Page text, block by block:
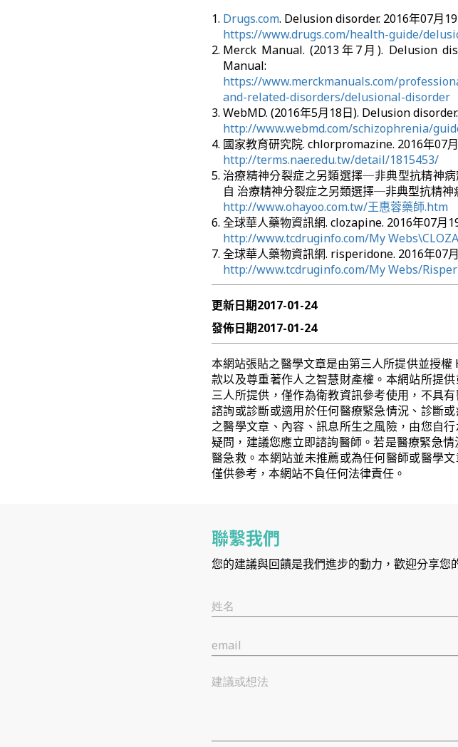
Drugs.com. Delusion disorder. 2016年07月
https://www.drugs.com/health-guide/
Merck Manual. (2013年7月). Delusion
Manual:
https://www.merckmanuals.com/
and-related-disorders/delusional-disorder
WebMD. (2016年5月18日). Delusion
http://www.webmd.com/schizophrenia/
國家教育研究院. chlorpromazine. 2016年07
http://terms.naer.edu.tw/detail/1815453/
治療精神分裂症之另類選擇─非典型抗精神
自 治療精神分裂症之另類選擇─非典型抗精神
http://www.ohayoo.com.tw/王惠蓉藥師.htm
全球華人藥物資訊網. clozapine. 2016年07月
http://www.tcdruginfo.com/My
全球華人藥物資訊網. risperidone. 2016年07
http://www.tcdruginfo.com/My Webs/
更新日期2017-01-24
發佈日期2017-01-24
本網站張貼之醫學文章是由第三人所提供並授
款以及尊重著作人之智慧財產權。本網站所提
三人所提供，僅作為衛教資訊參考使用，不具
諮詢或診斷或適用於任何醫療緊急情況、診斷
之醫學文章、內容、訊息所生之風險，由您自
疑問，建議您應立即諮詢醫師。若是醫療緊急
醫急救。本網站並未推薦或為任何醫師或醫學
僅供參考，本網站不負任何法律責任。
聯繫我們
您的建議與回饋是我們進步的動力，歡迎分享您
姓名
email
建議或想法